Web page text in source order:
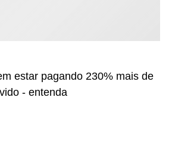
estar pagando 230% mais de
- entenda